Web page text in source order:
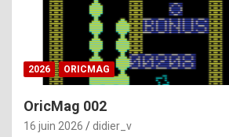
d
i
ff
i
2026 ORICMAG
OricMag 002
16 juin 2026 didier_v